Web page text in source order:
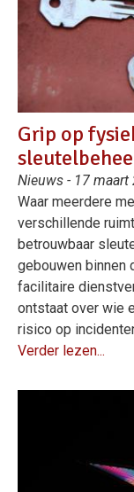
Grip op
Nieuws - 17 maart
Waar meerdere
verschillende
betrouwbaar
gebouwen binnen
facilitaire
ontstaat over wie
risico op
Verder lezen...